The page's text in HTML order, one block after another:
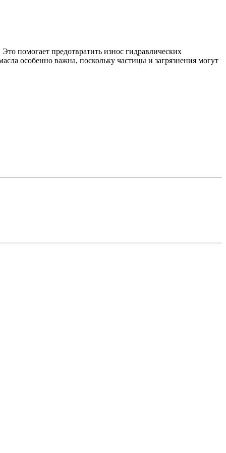
помогает предотвратить износ гидравлических
особенно важна, поскольку частицы и загрязнения могут